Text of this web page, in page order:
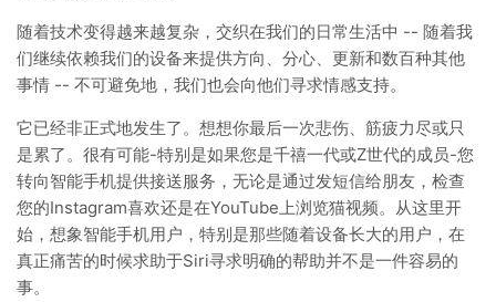
随着技术变得越来越复杂，交织在我们的日常生活中 -- 随着我
们继续依赖我们的设备来提供方向、分心、更新和数百种其他
事情 -- 不可避免地，我们也会向他们寻求情感支持。
它已经非正式地发生了。想想你最后一次悲伤、筋疲力尽或只
是累了。很有可能-特别是如果您是千禧一代或Z世代的成员-您
转向智能手机提供接送服务，无论是通过发短信给朋友，检查
您的Instagram喜欢还是在YouTube上浏览猫视频。从这里开
始，想象智能手机用户，特别是那些随着设备长大的用户，在
真正痛苦的时候求助于Siri寻求明确的帮助并不是一件容易的
事。